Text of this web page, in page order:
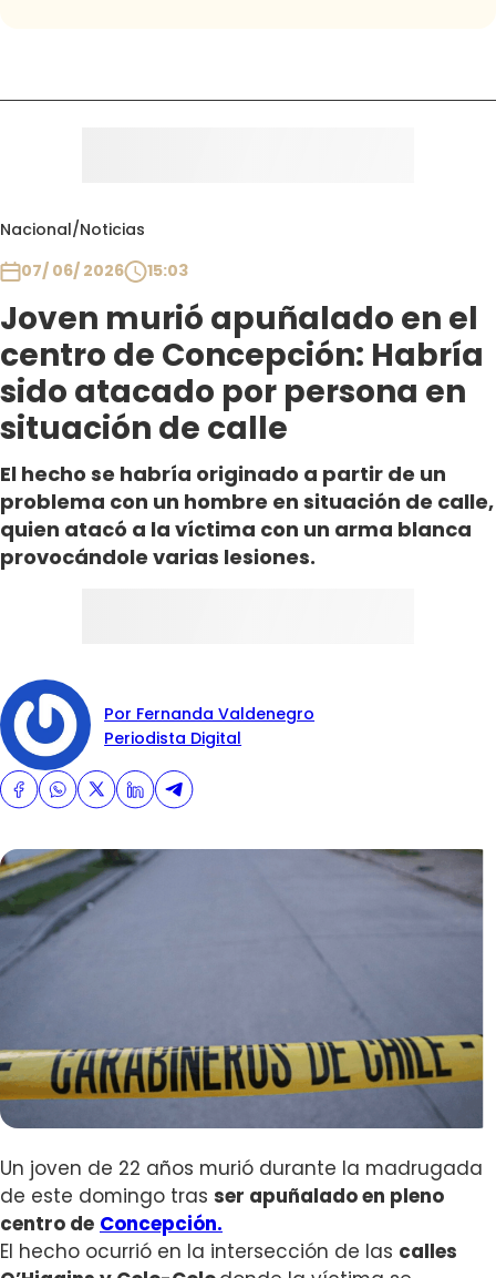
Nacional/Noticias
07/ 06/ 2026
15:03
Joven murió apuñalado en el
centro de Concepción: Habría
sido atacado por persona en
situación de calle
El hecho se habría originado a partir de un
problema con un hombre en situación de calle,
quien atacó a la víctima con un arma blanca
provocándole varias lesiones.
Por Fernanda Valdenegro
Periodista Digital
Un joven de 22 años murió durante la madrugada
de este domingo tras ser apuñalado en pleno
centro de Concepción.
El hecho ocurrió en la intersección de las calles